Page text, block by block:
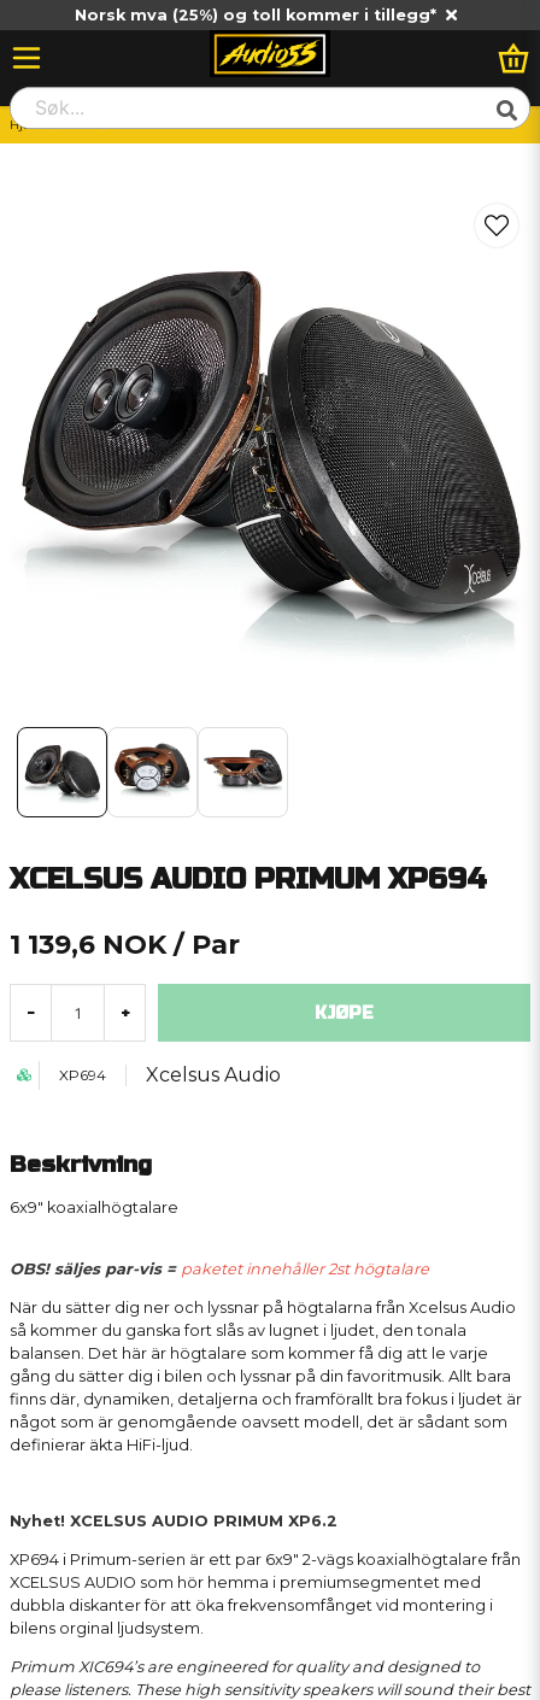
Norsk mva (25%) og toll kommer i tillegg*
Hjem Dold XCELSUS AUDIO PRIMUM XP694
XCELSUS AUDIO PRIMUM XP694
1 139,6 NOK / Par
- + KJØPE
XP694 Xcelsus Audio
Beskrivning
6x9" koaxialhögtalare
OBS! säljes par-vis = paketet innehåller 2st högtalare
När du sätter dig ner och lyssnar på högtalarna från Xcelsus Audio
så kommer du ganska fort slås av lugnet i ljudet, den tonala
balansen. Det här är högtalare som kommer få dig att le varje
gång du sätter dig i bilen och lyssnar på din favoritmusik. Allt bara
finns där, dynamiken, detaljerna och framförallt bra fokus i ljudet är
något som är genomgående oavsett modell, det är sådant som
definierar äkta HiFi-ljud.
Nyhet! XCELSUS AUDIO PRIMUM XP6.2
XP694 i Primum-serien är ett par 6x9" 2-vägs koaxialhögtalare från
XCELSUS AUDIO som hör hemma i premiumsegmentet med
dubbla diskanter för att öka frekvensomfånget vid montering i
bilens orginal ljudsystem.
Primum XIC694’s are engineered for quality and designed to
please listeners. These high sensitivity speakers will sound their best